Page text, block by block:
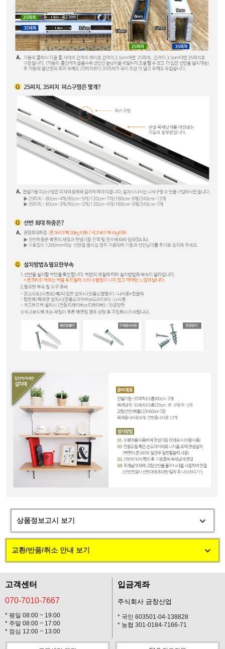
상품정보고시 보기
교환/반품/취소 안내 보기
고객센터
070-7010-7667
* 평일 08:00 ~ 19:00
* 주말 08:00 ~ 17:00
* 점심 12:00 ~ 13:00
입금계좌
주식회사 금창산업
* 국민 603501-04-138828
* 농협 301-0184-7166-71